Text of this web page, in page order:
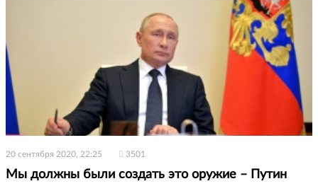
20 сентября 2020, 22:25 3501
Мы должны были создать это оружие – Путин